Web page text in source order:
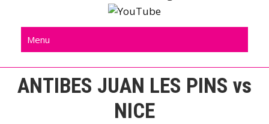
Menu
ANTIBES JUAN LES PINS vs
NICE